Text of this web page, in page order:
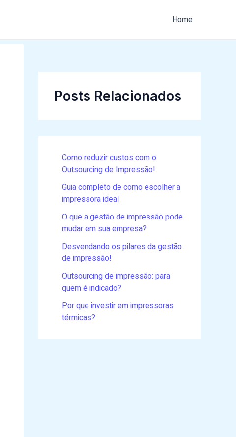
Home
Posts Relacionados
Como reduzir custos com o
Outsourcing de Impressão!
Guia completo de como escolher a
impressora ideal
O que a gestão de impressão pode
mudar em sua empresa?
Desvendando os pilares da gestão
de impressão!
Outsourcing de impressão: para
quem é indicado?
Por que investir em impressoras
térmicas?